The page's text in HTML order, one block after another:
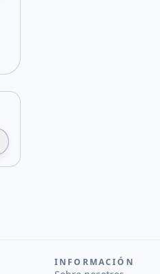
INFORMACIÓN